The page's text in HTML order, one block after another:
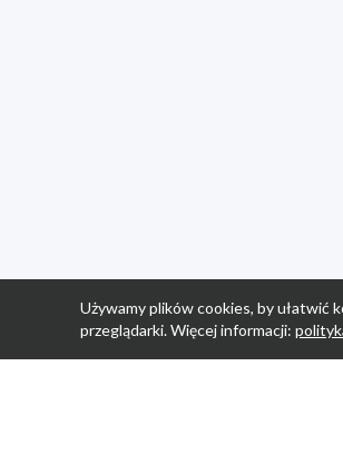
Używamy plików cookies, by ułatwić
przeglądarki. Więcej informacji: